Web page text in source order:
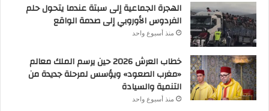
الهجرة الجماعية إلى سبتة عندما يتحول حلم
الفردوس الأوروبي إلى صدمة الواقع
منذ أسبوع واحد
خطاب العرش 2026 حين يرسم الملك معالم
«مغرب الصعود» ويؤسس لمرحلة جديدة من
التنمية والسيادة
منذ أسبوع واحد